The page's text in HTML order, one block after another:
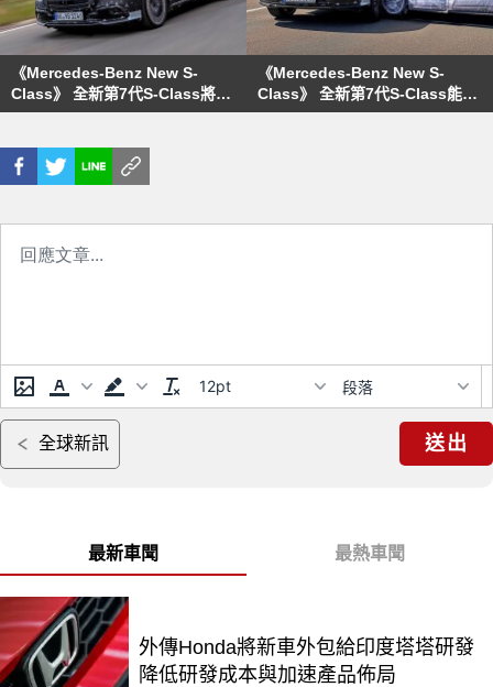
《Mercedes-Benz New S-
Class》 全新第7代S-Class將搭
載具備擴增實境功能的AR-HUD
《Mercedes-Benz New S-
Class》 全新第7代S-Class能自
動提升車高來應對側撞！更有縮
12pt 段落
全球新訊 送出
最新車聞 最熱車聞
外傳Honda將新車外包給印度塔塔研發
降低研發成本與加速產品佈局